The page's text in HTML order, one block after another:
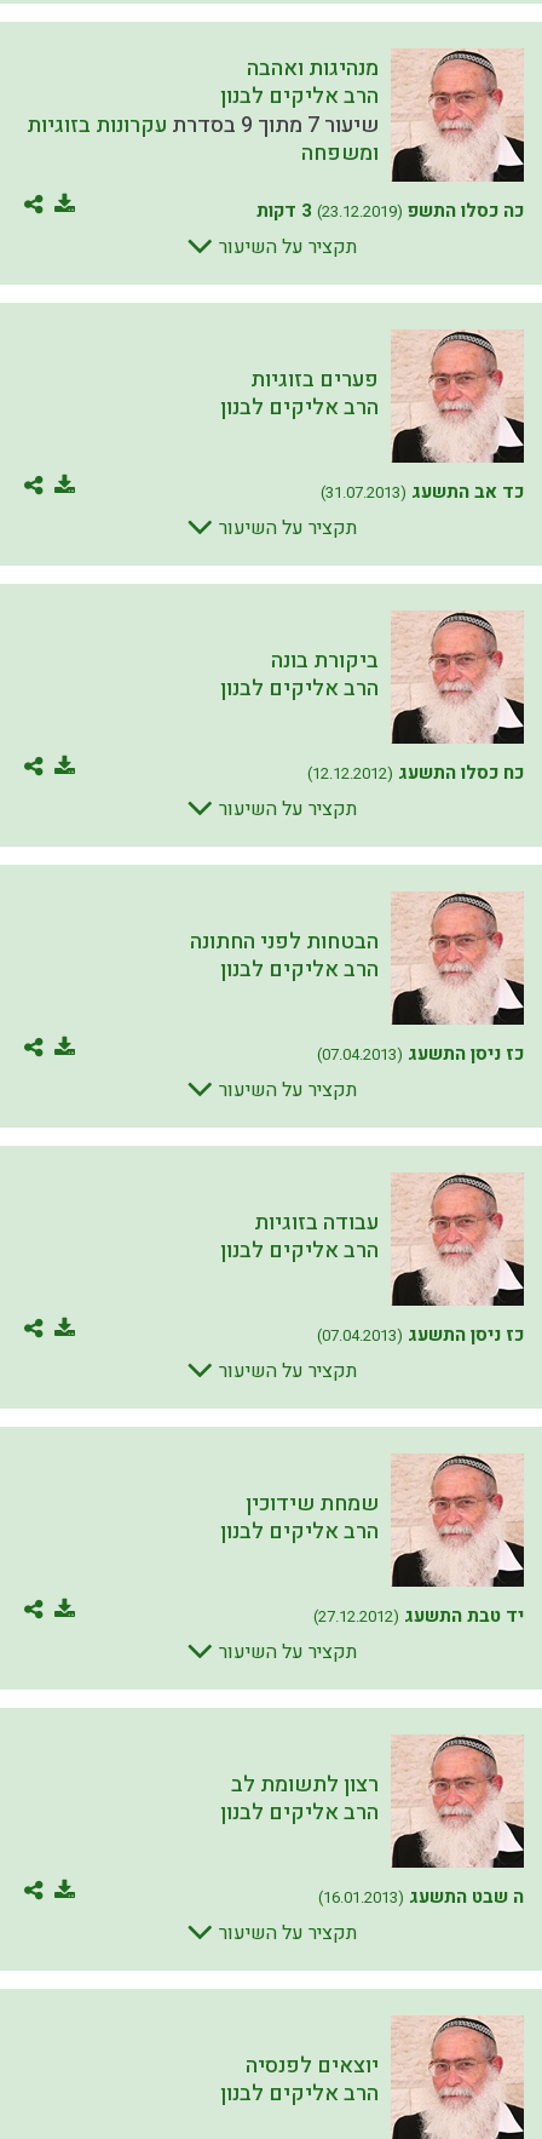
מנהיגות ואהבה
הרב אליקים לבנון
שיעור 7 מתוך 9 בסדרת
עקרונות בזוגיות
ומשפחה
כה כסלו התשפ (23.12.2019) 3 דקות
תקציר על השיעור
פערים בזוגיות
הרב אליקים לבנון
כד אב התשעג (31.07.2013)
תקציר על השיעור
ביקורת בונה
הרב אליקים לבנון
כח כסלו התשעג (12.12.2012)
תקציר על השיעור
הבטחות לפני החתונה
הרב אליקים לבנון
כז ניסן התשעג (07.04.2013)
תקציר על השיעור
עבודה בזוגיות
הרב אליקים לבנון
כז ניסן התשעג (07.04.2013)
תקציר על השיעור
שמחת שידוכין
הרב אליקים לבנון
יד טבת התשעג (27.12.2012)
תקציר על השיעור
רצון לתשומת לב
הרב אליקים לבנון
ה שבט התשעג (16.01.2013)
תקציר על השיעור
יוצאים לפנסיה
הרב אליקים לבנון